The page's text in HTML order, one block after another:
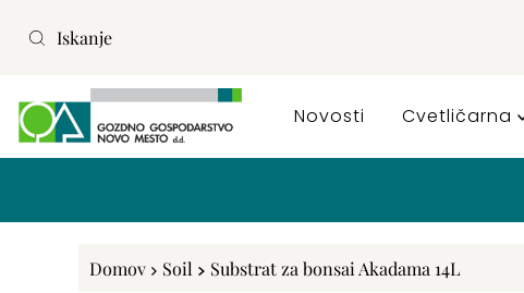
Preskoči na vsebino
Novosti Cvetličarna
Domov Soil Substrat za bonsai Akadama 14L